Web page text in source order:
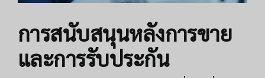
การสนับสนุนหลังการขาย
และการรับประกัน